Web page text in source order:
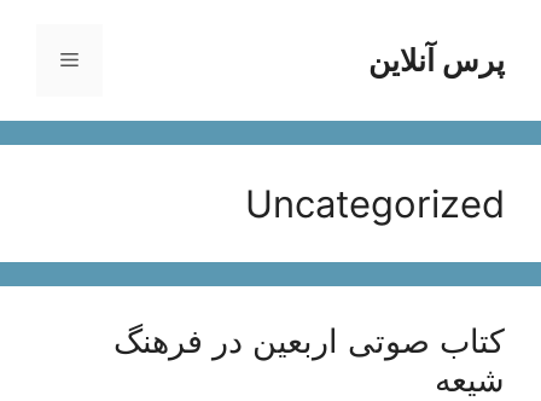
محتواپرس آنلاین فهرست
Uncategorized
کتاب صوتی اربعین در فرهنگ
شیعه